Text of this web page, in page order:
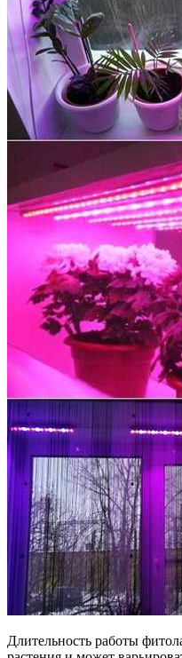
Длительность работы